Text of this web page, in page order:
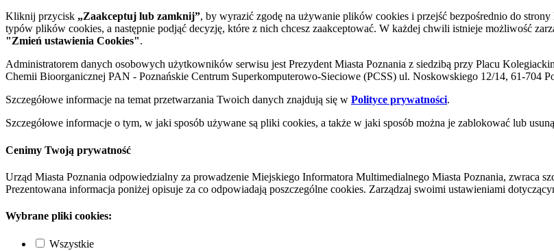
Kliknij przycisk „Zaakceptuj lub zamknij”, by wyrazić zgodę na używanie plików cookies i przejść bezpośrednio do strony
typów plików cookies, a następnie podjąć decyzję, które z nich chcesz zaakceptować. W każdej chwili istnieje możliwość
"Zmień ustawienia Cookies".
Administratorem danych osobowych użytkowników serwisu jest Prezydent Miasta Poznania z siedzibą przy Placu
Chemii Bioorganicznej PAN - Poznańskie Centrum Superkomputerowo-Sieciowe (PCSS) ul. Noskowskiego 12/14, 61-704
Szczegółowe informacje na temat przetwarzania Twoich danych znajdują się w Polityce prywatności.
Szczegółowe informacje o tym, w jaki sposób używane są pliki cookies, a także w jaki sposób można je zablokować lub
Cenimy Twoją prywatność
Urząd Miasta Poznania odpowiedzialny za prowadzenie Miejskiego Informatora Multimedialnego Miasta Poznania, zwraca
Prezentowana informacja poniżej opisuje za co odpowiadają poszczególne cookies. Zarządzaj swoimi ustawieniami
Wybrane pliki cookies:
Wszystkie